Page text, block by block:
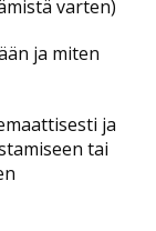
varten)
ja miten
ja
tai